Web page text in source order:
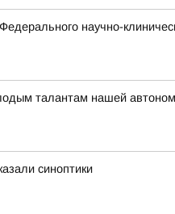
научно-
талантам нашей
синоптики